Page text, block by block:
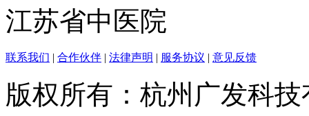
江苏省中医院
联系我们 | 合作伙伴 | 法律声明 | 服务协议 | 意见反馈
版权所有：杭州广发科